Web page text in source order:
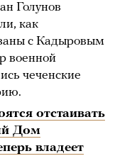
Голунов
как
с Кадыровым
военной
чеченские
отстаивать
Дом
владеет